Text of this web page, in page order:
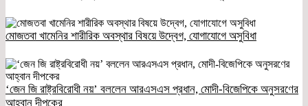
মোজতবা খামেনির শারীরিক অবস্থার বিষয়ে উদ্বেগ, যোগাযোগে অসুবিধা
‘জেন জি রাষ্ট্রবিরোধী নয়’ বললেন আরএসএস প্রধান, মোদী-বিজেপিকে অনুসরণের
আহ্বান দীপকের